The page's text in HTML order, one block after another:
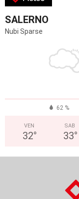
SALERNO
Nubi Sparse
62 %
VEN
32°
SAB
33°